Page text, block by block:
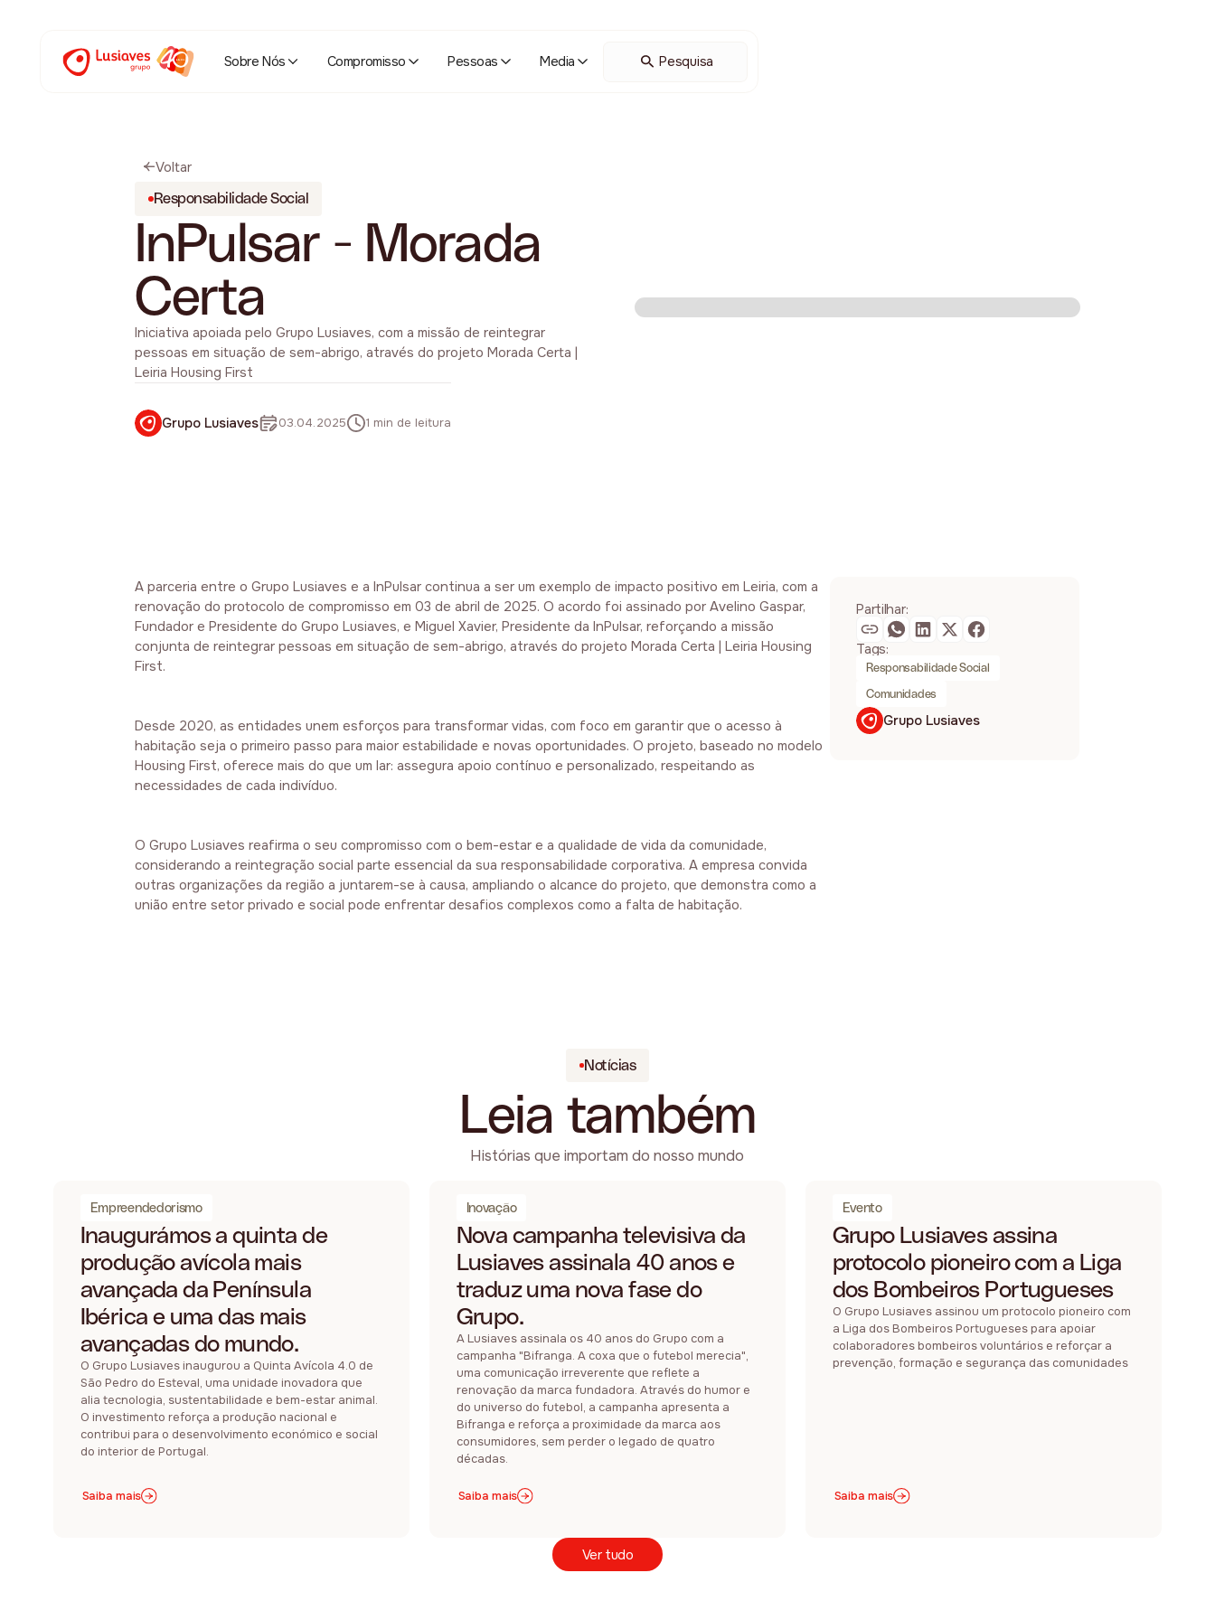
Sobre Nós Compromisso Pessoas Media
Voltar
Responsabilidade Social
InPulsar - Morada
Certa
Iniciativa apoiada pelo Grupo Lusiaves, com a missão de reintegrar
pessoas em situação de sem-abrigo, através do projeto Morada Certa |
Leiria Housing First
Grupo Lusiaves 03.04.2025 1 min de leitura
A parceria entre o Grupo Lusiaves e a InPulsar continua a ser um exemplo de impacto positivo em Leiria, com a
renovação do protocolo de compromisso em 03 de abril de 2025. O acordo foi assinado por Avelino Gaspar,
Fundador e Presidente do Grupo Lusiaves, e Miguel Xavier, Presidente da InPulsar, reforçando a missão
conjunta de reintegrar pessoas em situação de sem-abrigo, através do projeto Morada Certa | Leiria Housing
First.
Desde 2020, as entidades unem esforços para transformar vidas, com foco em garantir que o acesso à
habitação seja o primeiro passo para maior estabilidade e novas oportunidades. O projeto, baseado no modelo
Housing First, oferece mais do que um lar: assegura apoio contínuo e personalizado, respeitando as
necessidades de cada indivíduo.
O Grupo Lusiaves reafirma o seu compromisso com o bem-estar e a qualidade de vida da comunidade,
considerando a reintegração social parte essencial da sua responsabilidade corporativa. A empresa convida
outras organizações da região a juntarem-se à causa, ampliando o alcance do projeto, que demonstra como a
união entre setor privado e social pode enfrentar desafios complexos como a falta de habitação.
Partilhar:
Tags:
Responsabilidade Social
Comunidades
Grupo Lusiaves
Notícias
Leia também
Histórias que importam do nosso mundo
Empreendedorismo
Inaugurámos a quinta de
produção avícola mais
avançada da Península
Ibérica e uma das mais
avançadas do mundo.
O Grupo Lusiaves inaugurou a Quinta Avícola 4.0 de
São Pedro do Esteval, uma unidade inovadora que
alia tecnologia, sustentabilidade e bem-estar animal.
O investimento reforça a produção nacional e
contribui para o desenvolvimento económico e social
do interior de Portugal.
Saiba mais
Inovação
Nova campanha televisiva da
Lusiaves assinala 40 anos e
traduz uma nova fase do
Grupo.
A Lusiaves assinala os 40 anos do Grupo com a
campanha "Bifranga. A coxa que o futebol merecia",
uma comunicação irreverente que reflete a
renovação da marca fundadora. Através do humor e
do universo do futebol, a campanha apresenta a
Bifranga e reforça a proximidade da marca aos
consumidores, sem perder o legado de quatro
décadas.
Saiba mais
Evento
Grupo Lusiaves assina
protocolo pioneiro com a Liga
dos Bombeiros Portugueses
O Grupo Lusiaves assinou um protocolo pioneiro com
a Liga dos Bombeiros Portugueses para apoiar
colaboradores bombeiros voluntários e reforçar a
prevenção, formação e segurança das comunidades
Saiba mais
Ver tudo